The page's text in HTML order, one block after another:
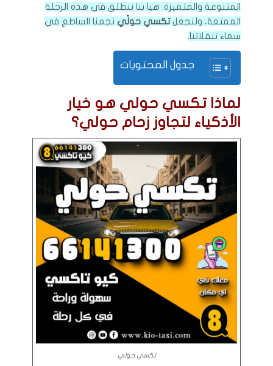
المتنوعة والمتميزة. هيا بنا ننطلق في هذه الرحلة
الممتعة، ولنجعلتكسي حولّي نجمنا الساطع في
سماء تنقلاتنا.
جدول المحتويات
لماذا تكسي حولي هو خيار
الأذكياء لتجاوز زحام حولي؟
تكسي حولي